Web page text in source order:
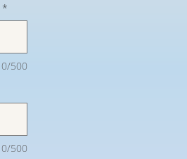
*
0/500
0/500